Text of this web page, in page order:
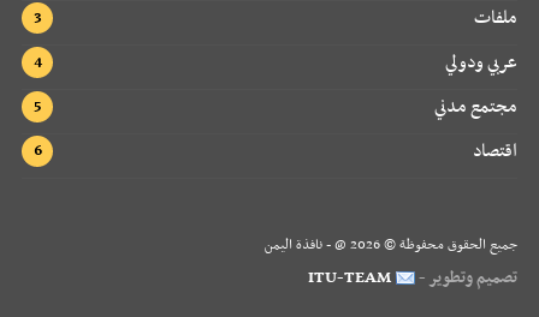
ملفات
عربي ودولي
مجتمع مدني
اقتصاد
جميع الحقوق محفوظة ©2026 @ - نافذة اليمن
تصميم وتطوير - ITU-TEAM